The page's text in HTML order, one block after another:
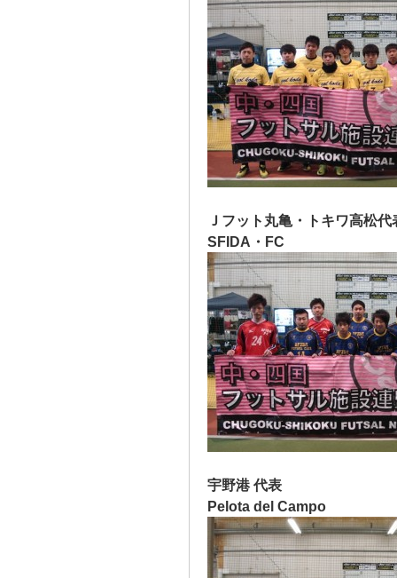
Ｊフット丸亀・トキワ高松代
SFIDA・FC
宇野港 代表
Pelota del Campo